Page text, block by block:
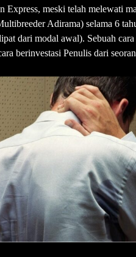
Express, meski telah melewati
Adirama) selama 6
dari modal awal). Sebuah
berinvestasi Penulis dari